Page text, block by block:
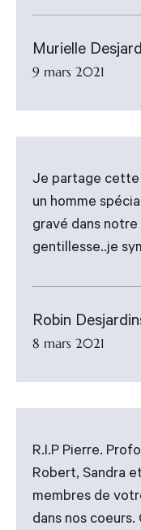
Murielle
9 mars 2021
Je partage cette
un homme
gravé dans
gentillesse..je
Robin
8 mars 2021
R.I.P Pierre.
Robert, Sandra
membres de
dans nos